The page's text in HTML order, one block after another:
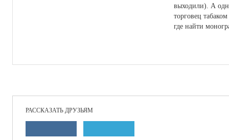
выходили). А
торговец
где найти
РАССКАЗАТЬ ДРУЗЬЯМ